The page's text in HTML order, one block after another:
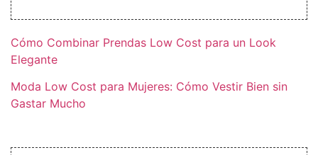
Cómo Combinar Prendas Low Cost para un Look
Elegante
Moda Low Cost para Mujeres: Cómo Vestir Bien sin
Gastar Mucho